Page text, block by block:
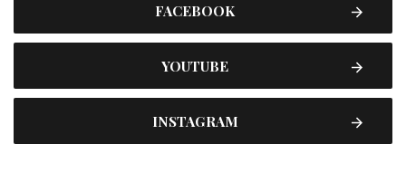
FACEBOOK
YOUTUBE
INSTAGRAM